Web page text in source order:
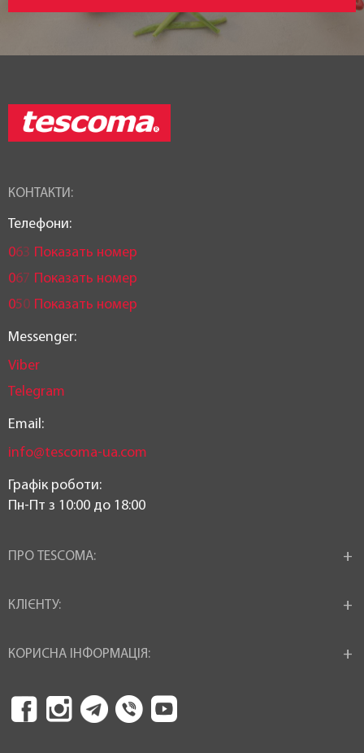
КОНТАКТИ:
Телефони:
063 Показать номер
067 Показать номер
050 Показать номер
Messenger:
Viber
Telegram
Email:
info@tescoma-ua.com
Графік роботи:
Пн-Пт з 10:00 до 18:00
ПРО TESCOMA:
КЛІЄНТУ:
КОРИСНА ІНФОРМАЦІЯ: